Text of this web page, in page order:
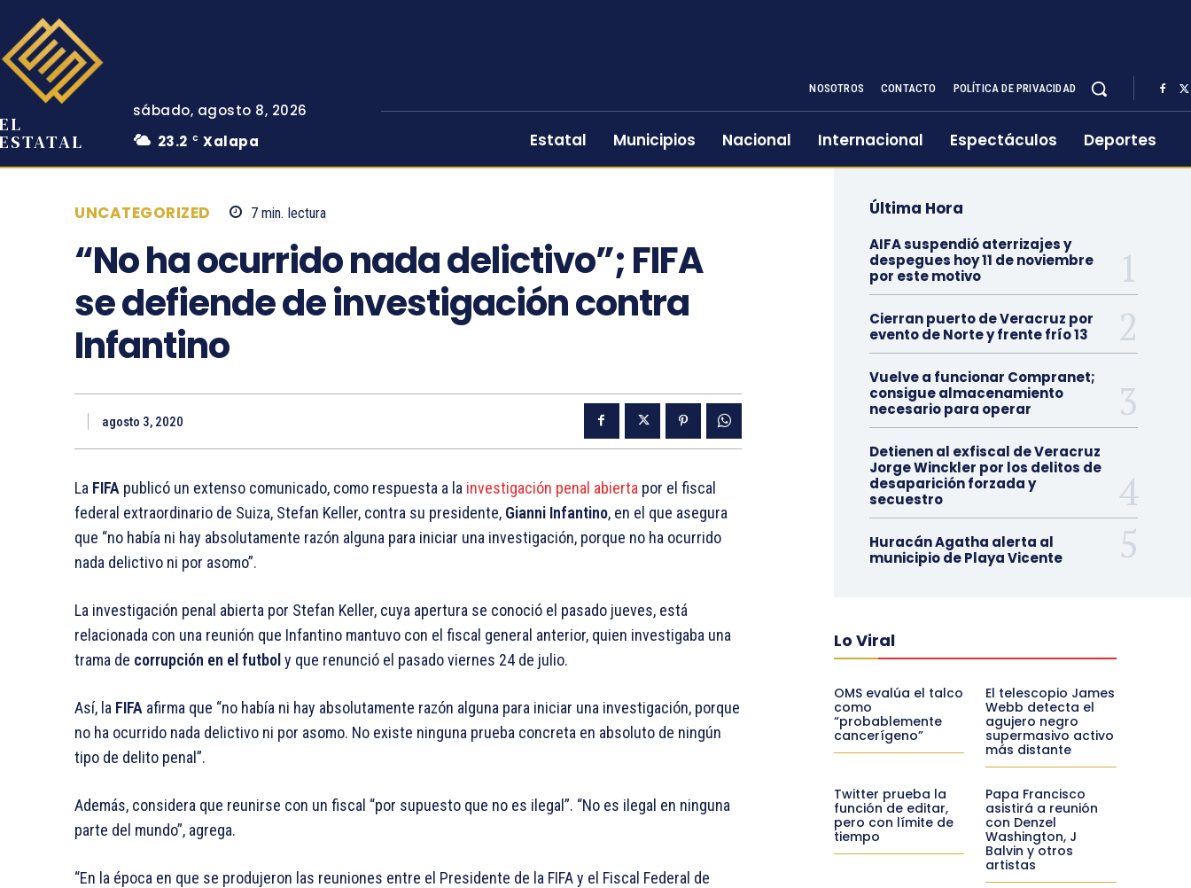
EL
ESTATAL
sábado, agosto 8, 2026
23.2 C Xalapa
NOSOTROS CONTACTO POLÍTICA DE PRIVACIDAD
Estatal Municipios Nacional Internacional Espectáculos Deportes
UNCATEGORIZED 7min. lectura
“No ha ocurrido nada delictivo”; FIFA
se defiende de investigación contra
Infantino
agosto 3, 2020
La FIFA publicó un extenso comunicado, como respuesta a la investigación penal abierta por el fiscal
federal extraordinario de Suiza, Stefan Keller, contra su presidente, Gianni Infantino, en el que asegura
que “no había ni hay absolutamente razón alguna para iniciar una investigación, porque no ha ocurrido
nada delictivo ni por asomo”.
La investigación penal abierta por Stefan Keller, cuya apertura se conoció el pasado jueves, está
relacionada con una reunión que Infantino mantuvo con el fiscal general anterior, quien investigaba una
trama de corrupción en el futboly que renunció el pasado viernes 24 de julio.
Así, la FIFA afirma que “no había ni hay absolutamente razón alguna para iniciar una investigación, porque
no ha ocurrido nada delictivo ni por asomo. No existe ninguna prueba concreta en absoluto de ningún
tipo de delito penal”.
Además, considera que reunirse con un fiscal “por supuesto que no es ilegal”. “No es ilegal en ninguna
parte del mundo”, agrega.
“En la época en que se produjeron las reuniones entre el Presidente de la FIFA y el Fiscal Federal de
Última Hora
AIFA suspendió aterrizajes y
despegues hoy 11 de noviembre
por este motivo
Cierran puerto de Veracruz por
evento de Norte y frente frío 13
Vuelve a funcionar Compranet;
consigue almacenamiento
necesario para operar
Detienen al exfiscal de Veracruz
Jorge Winckler por los delitos de
desaparición forzada y
secuestro
Huracán Agatha alerta al
municipio de Playa Vicente
Lo Viral
OMS evalúa el talco
como
“probablemente
cancerígeno”
El telescopio James
Webb detecta el
agujero negro
supermasivo activo
más distante
Twitter prueba la
función de editar,
pero con límite de
tiempo
Papa Francisco
asistirá a reunión
con Denzel
Washington, J
Balvin y otros
artistas